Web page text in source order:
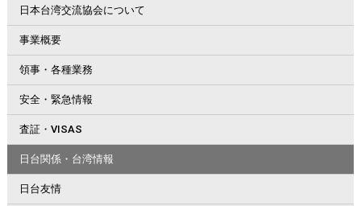
日本台湾交流協会について
事業概要
領事・各種業務
安全・緊急情報
査証・VISAS
日台関係・台湾情報
日台友情